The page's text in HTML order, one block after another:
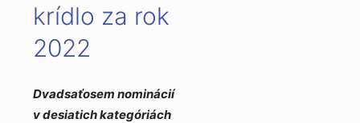
krídlo za rok
2022
Dvadsaťosem nominácií
v desiatich kategóriách